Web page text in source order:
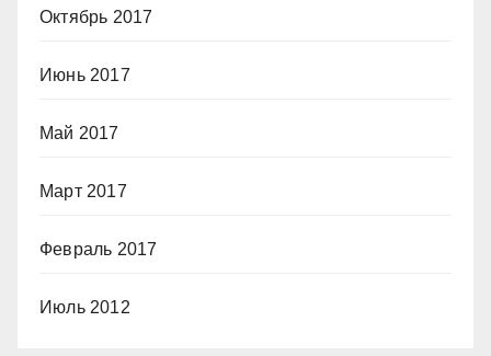
Октябрь 2017
Июнь 2017
Май 2017
Март 2017
Февраль 2017
Июль 2012